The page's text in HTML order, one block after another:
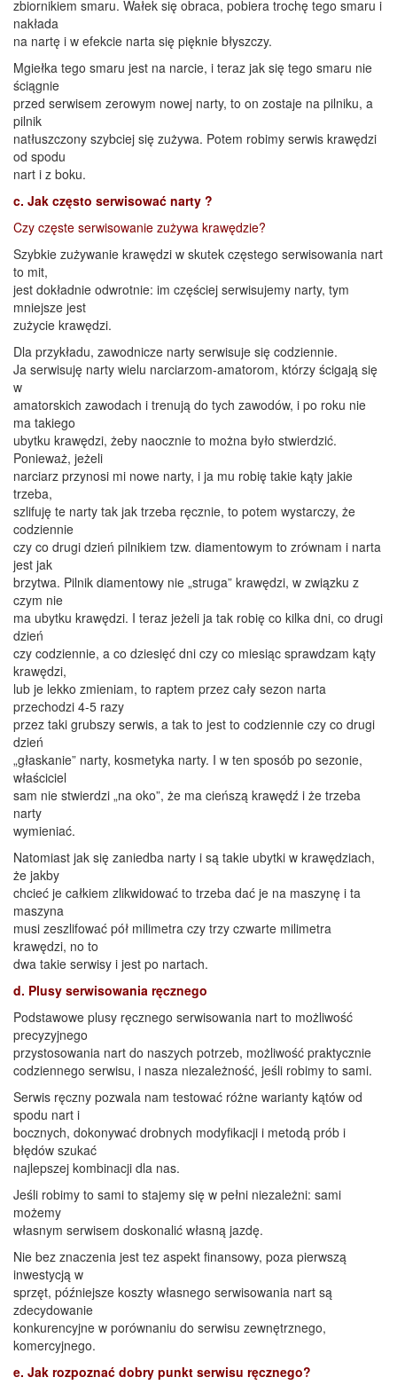
zbiornikiem smaru. Wałek się obraca, pobiera trochę tego smaru i
nakłada
na nartę i w efekcie narta się pięknie błyszczy.
Mgiełka tego smaru jest na narcie, i teraz jak się tego smaru nie
ściągnie
przed serwisem zerowym nowej narty, to on zostaje na pilniku, a
pilnik
natłuszczony szybciej się zużywa. Potem robimy serwis krawędzi
od spodu
nart i z boku.
c. Jak często serwisować narty ?
Czy częste serwisowanie zużywa krawędzie?
Szybkie zużywanie krawędzi w skutek częstego serwisowania nart
to mit,
jest dokładnie odwrotnie: im częściej serwisujemy narty, tym
mniejsze jest
zużycie krawędzi.
Dla przykładu, zawodnicze narty serwisuje się codziennie.
Ja serwisuję narty wielu narciarzom-amatorom, którzy ścigają się
w
amatorskich zawodach i trenują do tych zawodów, i po roku nie
ma takiego
ubytku krawędzi, żeby naocznie to można było stwierdzić.
Ponieważ, jeżeli
narciarz przynosi mi nowe narty, i ja mu robię takie kąty jakie
trzeba,
szlifuję te narty tak jak trzeba ręcznie, to potem wystarczy, że
codziennie
czy co drugi dzień pilnikiem tzw. diamentowym to zrównam i narta
jest jak
brzytwa. Pilnik diamentowy nie „struga” krawędzi, w związku z
czym nie
ma ubytku krawędzi. I teraz jeżeli ja tak robię co kilka dni, co drugi
dzień
czy codziennie, a co dziesięć dni czy co miesiąc sprawdzam kąty
krawędzi,
lub je lekko zmieniam, to raptem przez cały sezon narta
przechodzi 4-5 razy
przez taki grubszy serwis, a tak to jest to codziennie czy co drugi
dzień
„głaskanie” narty, kosmetyka narty. I w ten sposób po sezonie,
właściciel
sam nie stwierdzi „na oko”, że ma cieńszą krawędź i że trzeba
narty
wymieniać.
Natomiast jak się zaniedba narty i są takie ubytki w krawędziach,
że jakby
chcieć je całkiem zlikwidować to trzeba dać je na maszynę i ta
maszyna
musi zeszlifować pół milimetra czy trzy czwarte milimetra
krawędzi, no to
dwa takie serwisy i jest po nartach.
d. Plusy serwisowania ręcznego
Podstawowe plusy ręcznego serwisowania nart to możliwość
precyzyjnego
przystosowania nart do naszych potrzeb, możliwość praktycznie
codziennego serwisu, i nasza niezależność, jeśli robimy to sami.
Serwis ręczny pozwala nam testować różne warianty kątów od
spodu nart i
bocznych, dokonywać drobnych modyfikacji i metodą prób i
błędów szukać
najlepszej kombinacji dla nas.
Jeśli robimy to sami to stajemy się w pełni niezależni: sami
możemy
własnym serwisem doskonalić własną jazdę.
Nie bez znaczenia jest tez aspekt finansowy, poza pierwszą
inwestycją w
sprzęt, późniejsze koszty własnego serwisowania nart są
zdecydowanie
konkurencyjne w porównaniu do serwisu zewnętrznego,
komercyjnego.
e. Jak rozpoznać dobry punkt serwisu ręcznego?